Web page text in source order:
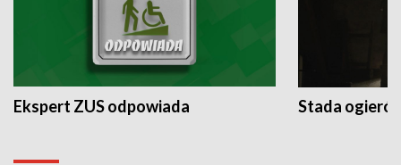
Ekspert ZUS odpowiada Stada